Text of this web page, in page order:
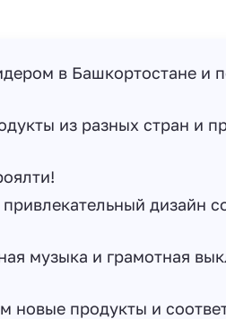
в Башкортостане и
из разных стран и
дизайн
музыка и грамотная
новые продукты и